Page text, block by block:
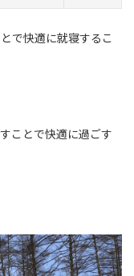
で快適に就寝するこ
ことで快適に過ごす